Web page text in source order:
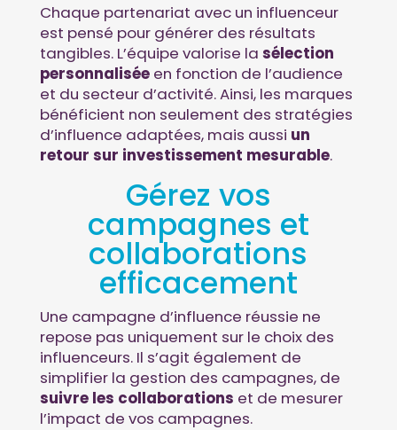
Chaque partenariat avec un influenceur
est pensé pour générer des résultats
tangibles. L’équipe valorise la sélection
personnaliséeen fonction de l’audience
et du secteur d’activité. Ainsi, les marques
bénéficient non seulement des stratégies
d’influence adaptées, mais aussi un
retour sur investissement mesurable.
Gérez vos
campagnes et
collaborations
efficacement
Une campagne d’influence réussie ne
repose pas uniquement sur le choix des
influenceurs. Il s’agit également de
simplifier la gestion des campagnes, de
suivre les collaborations et de mesurer
l’impact de vos campagnes.